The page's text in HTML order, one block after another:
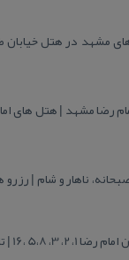
ناهار و شام |
،16 | تا 90 % تخفیف